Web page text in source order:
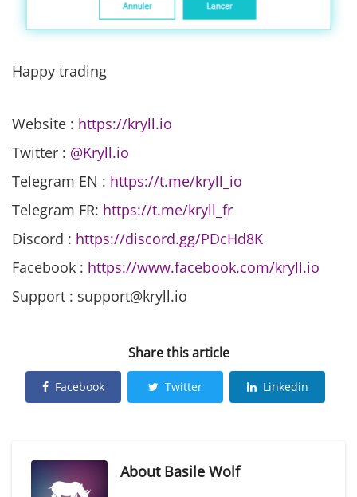
Happy trading
Website : https://kryll.io
Twitter : @Kryll.io
Telegram EN : https://t.me/kryll_io
Telegram FR: https://t.me/kryll_fr
Discord : https://discord.gg/PDcHd8K
Facebook : https://www.facebook.com/kryll.io
Support : support@kryll.io
Share this article
Facebook Twitter Linkedin
About Basile Wolf